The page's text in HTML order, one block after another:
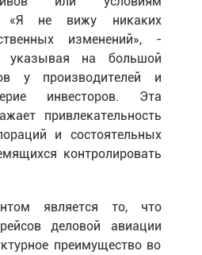
«Я не вижу никаких
изменений», -
указывая на большой
у производителей и
инвесторов. Эта
привлекательность
и состоятельных
контролировать
является то, что
деловой авиации
преимущество во